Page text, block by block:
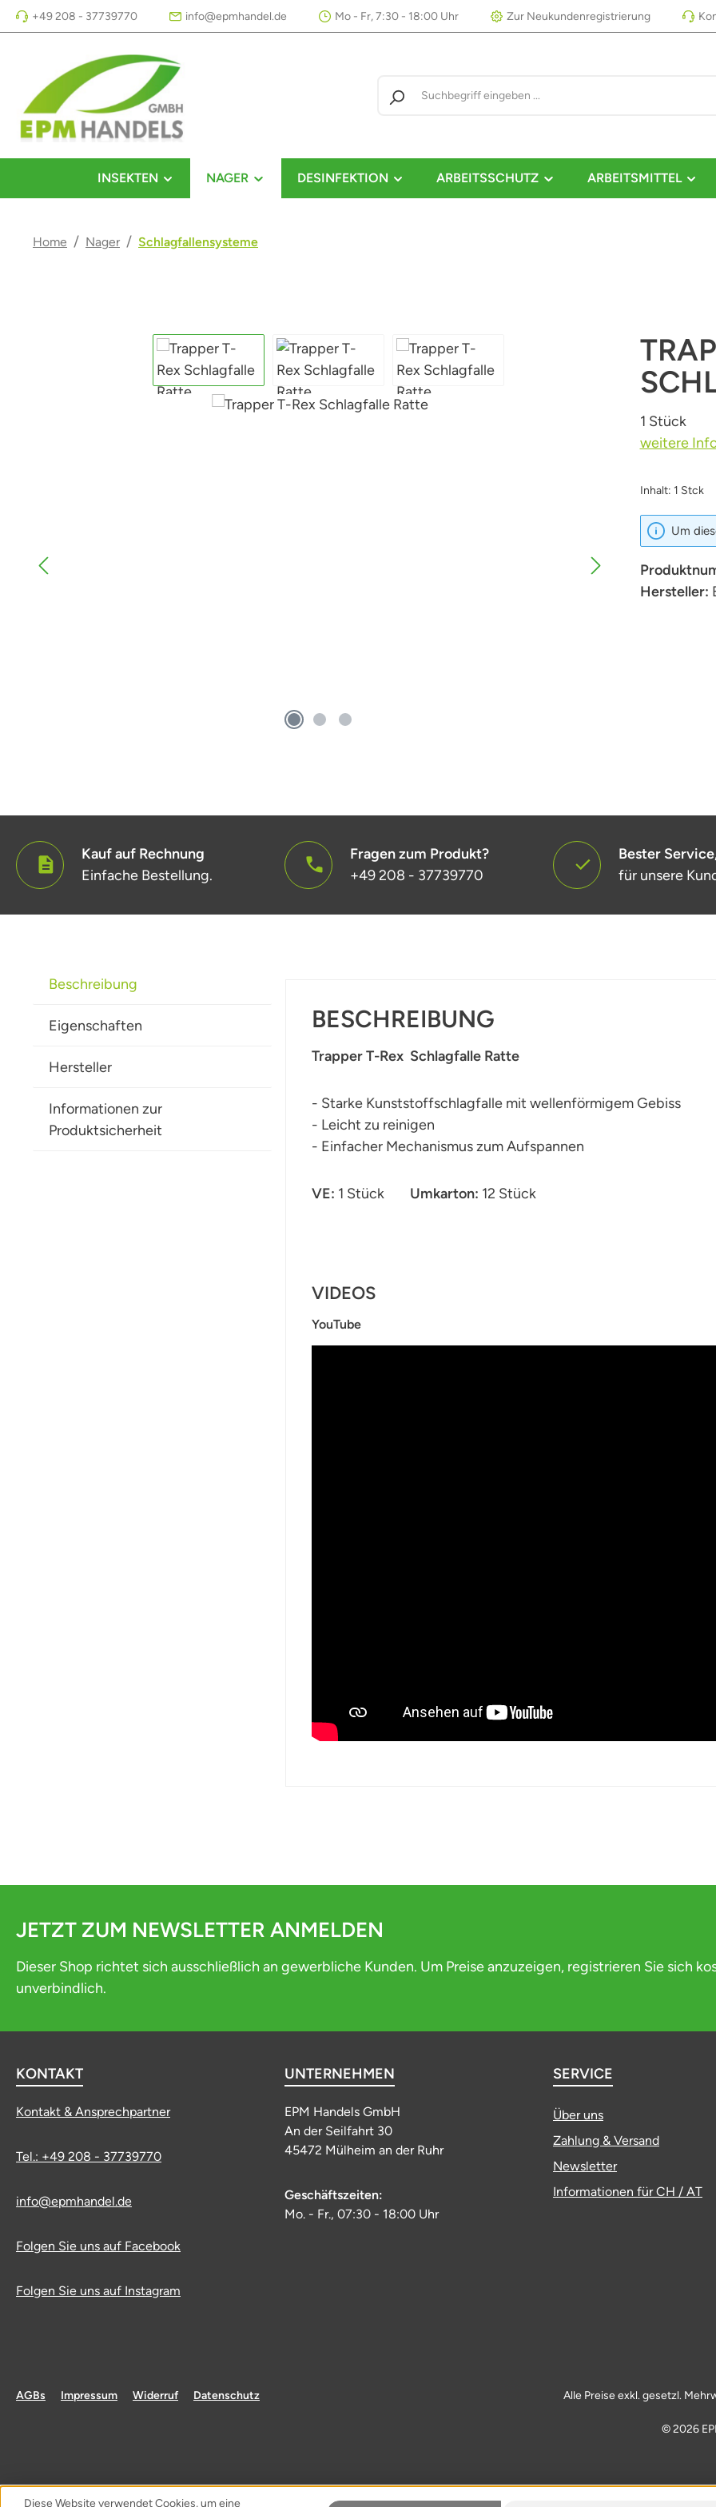
Hauptinhalt springen
Zur Suche springen
Zur Hauptnavigation springen
+49 208 - 37739770 info@epmhandel.de Mo - Fr, 7:30 - 18:00 Uhr Zur Neukundenregistrierung
INSEKTEN NAGER DESINFEKTION ARBEITSSCHUTZ ARBEITSMITTEL
Home / Nager / Schlagfallensysteme
Bildergalerie überspringen
1 Stück
weitere
Inhalt: 1 Stck
Um
Hersteller:
Kauf auf Rechnung
Einfache Bestellung.
Fragen zum Produkt?
+49 208 - 37739770
Bester
für unsere
Beschreibung
Eigenschaften
Hersteller
Informationen zur
Produktsicherheit
BESCHREIBUNG
Trapper T-Rex Schlagfalle Ratte
- Starke Kunststoffschlagfalle mit wellenförmigem Gebiss
- Leicht zu reinigen
- Einfacher Mechanismus zum Aufspannen
VE: 1 Stück Umkarton: 12 Stück
VIDEOS
YouTube
JETZT ZUM NEWSLETTER ANMELDEN
Dieser Shop richtet sich ausschließlich an gewerbliche Kunden. Um Preise anzuzeigen, registrieren Sie sich
unverbindlich.
KONTAKT
Kontakt & Ansprechpartner
Tel.: +49 208 - 37739770
info@epmhandel.de
Folgen Sie uns auf Facebook
Folgen Sie uns auf Instagram
UNTERNEHMEN
EPM Handels GmbH
An der Seilfahrt 30
45472 Mülheim an der Ruhr
Geschäftszeiten:
Mo. - Fr., 07:30 - 18:00 Uhr
SERVICE
Über uns
Zahlung & Versand
Newsletter
Informationen für CH / AT
AGBs Impressum Widerruf Datenschutz Alle Preise exkl. gesetzl.
© 2026
Diese Website verwendet Cookies, um eine